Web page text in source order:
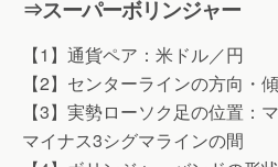
⇒スーパーボリンジャー
【1】通貨ペア：米ドル／円
【2】センターラインの方向・
【3】実勢ローソク足の位置：
マイナス3シグマラインの間